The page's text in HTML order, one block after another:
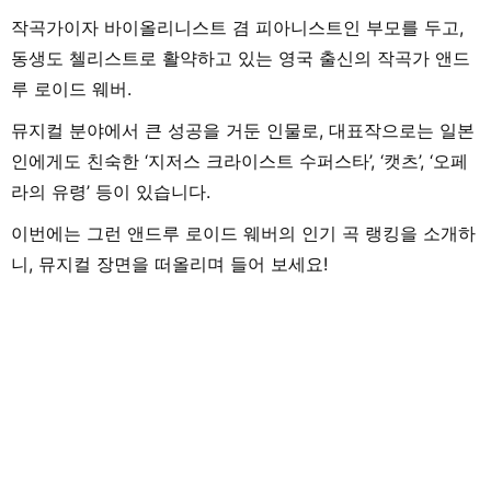
작곡가이자 바이올리니스트 겸 피아니스트인 부모를 두고,
동생도 첼리스트로 활약하고 있는 영국 출신의 작곡가 앤드
루 로이드 웨버.
뮤지컬 분야에서 큰 성공을 거둔 인물로, 대표작으로는 일본
인에게도 친숙한 ‘지저스 크라이스트 수퍼스타’, ‘캣츠’, ‘오페
라의 유령’ 등이 있습니다.
이번에는 그런 앤드루 로이드 웨버의 인기 곡 랭킹을 소개하
니, 뮤지컬 장면을 떠올리며 들어 보세요!